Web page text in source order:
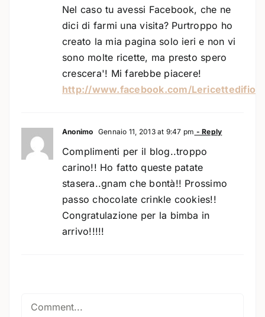
Nel caso tu avessi Facebook, che ne
dici di farmi una visita? Purtroppo ho
creato la mia pagina solo ieri e non vi
sono molte ricette, ma presto spero
crescera'! Mi farebbe piacere!
http://www.facebook.com/
Anonimo Gennaio 11, 2013 at 9:47 pm - Reply
Complimenti per il blog..troppo
carino!! Ho fatto queste patate
stasera..gnam che bontà!! Prossimo
passo chocolate crinkle cookies!!
Congratulazione per la bimba in
arrivo!!!!!